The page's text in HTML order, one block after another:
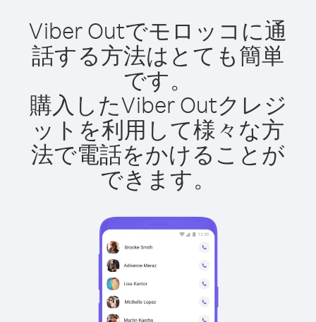
Viber Outでモロッコに通
話する方法はとても簡単
です。
購入したViber Outクレジ
ットを利用して様々な方
法で電話をかけることが
できます。